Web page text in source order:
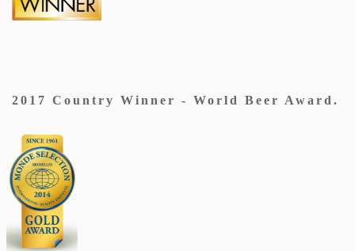
2017 Country Winner - World Beer Award.